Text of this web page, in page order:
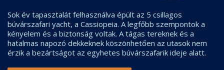
Sok év tapasztalát felhasználva épült az 5 csillagos
búvárszafari yacht, a Cassiopeia. A legfőbb szempontok a
kényelem és a biztonság voltak. A tágas tereknek és a
hatalmas napozó dekkeknek köszönhetően az utasok nem
érzik a bezártságot az egyhetes búvárszafarik ideje alatt.